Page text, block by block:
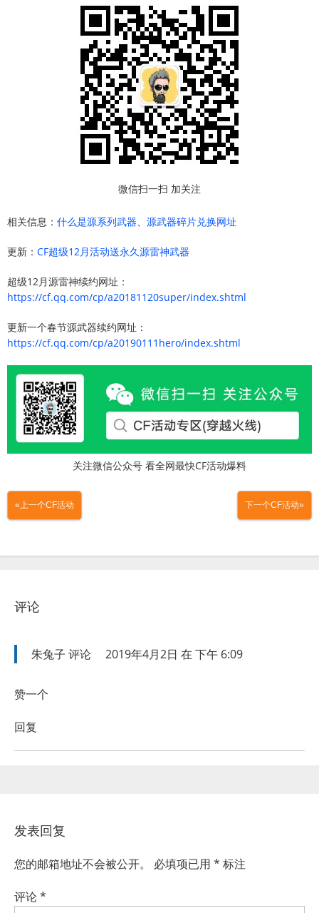
微信扫一扫 加关注
相关信息： 什么是源系列武器、 源武器碎片兑换网址
更新： CF超级12月活动送永久源雷神武器
超级12月源雷神续约网址：
https://cf.qq.com/cp/a20181120super/index.shtml
更新一个春节源武器续约网址：
https://cf.qq.com/cp/a20190111hero/index.shtml
关注微信公众号 看全网最快CF活动爆料
«上一个CF活动 下一个CF活动»
评论
朱兔子 评论 2019年4月2日 在 下午 6:09
赞一个
回复
发表回复
您的邮箱地址不会被公开。 必填项已用 * 标注
评论*